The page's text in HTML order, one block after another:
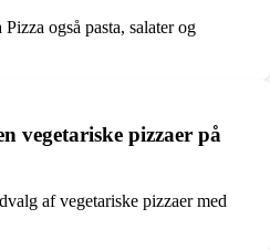
også pasta, salater og
vegetariske pizzaer på
af vegetariske pizzaer med